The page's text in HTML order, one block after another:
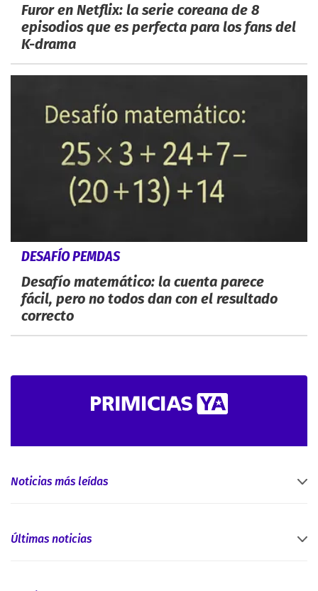
Furor en Netflix: la serie coreana de 8
episodios que es perfecta para los fans del
K-drama
DESAFÍO PEMDAS
Desafío matemático: la cuenta parece
fácil, pero no todos dan con el resultado
correcto
Noticias más leídas
Últimas noticias